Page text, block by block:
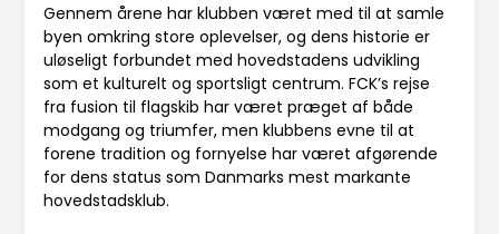
Gennem årene har klubben været med til at samle
byen omkring store oplevelser, og dens historie er
uløseligt forbundet med hovedstadens udvikling
som et kulturelt og sportsligt centrum. FCK’s rejse
fra fusion til flagskib har været præget af både
modgang og triumfer, men klubbens evne til at
forene tradition og fornyelse har været afgørende
for dens status som Danmarks mest markante
hovedstadsklub.